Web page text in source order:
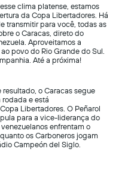
clima platense, estamos
da Copa Libertadores. Há
transmitir para você, todas as
o Caracas, direto do
Aproveitamos a
povo do Rio Grande do Sul.
Até a próxima!
resultado, o Caracas segue
e está
Libertadores. O Peñarol
para a vice-liderança do
enfrentam o
os Carboneros jogam
Campeón del Siglo.